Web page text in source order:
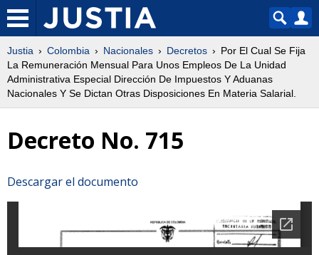
Justia Colombia Nacionales Decretos
Por El Cual Se Fija
La Remuneración Mensual Para Unos Empleos De La Unidad
Administrativa Especial Dirección De Impuestos Y Aduanas
Nacionales Y Se Dictan Otras Disposiciones En Materia Salarial.
Decreto No. 715
Descargar el documento